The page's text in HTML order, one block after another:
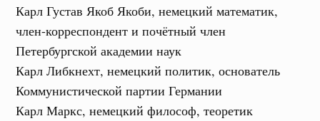
Карл Густав Якоб Якоби, немецкий математик,
член-корреспондент и почётный член
Петербургской академии наук
Карл Либкнехт, немецкий политик, основатель
Коммунистической партии Германии
Карл Маркс, немецкий философ, теоретик